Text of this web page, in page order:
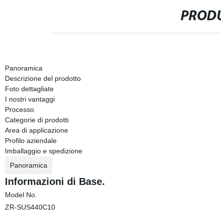
Panoramica
Descrizione del prodotto
Foto dettagliate
I nostri vantaggi
Processo
Categorie di prodotti
Area di applicazione
Profilo aziendale
Imballaggio e spedizione
Panoramica
Informazioni di Base.
Model No.
ZR-SUS440C10